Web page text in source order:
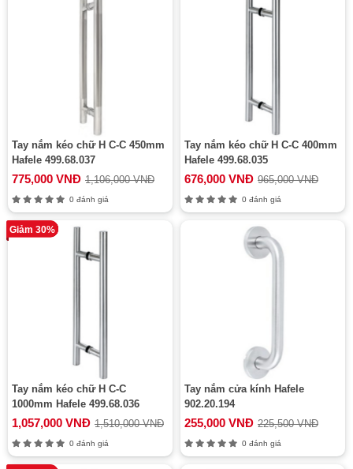
Tay nắm kéo chữ H C-C 450mm
Hafele 499.68.037
775,000 VNĐ 1,106,000 VNĐ
0 đánh giá
Tay nắm kéo chữ H C-C 400mm
Hafele 499.68.035
676,000 VNĐ 965,000 VNĐ
0 đánh giá
Giảm 30%
Tay nắm kéo chữ H C-C
1000mm Hafele 499.68.036
1,057,000 VNĐ 1,510,000 VNĐ
0 đánh giá
Tay nắm cửa kính Hafele
902.20.194
255,000 VNĐ 225,500 VNĐ
0 đánh giá